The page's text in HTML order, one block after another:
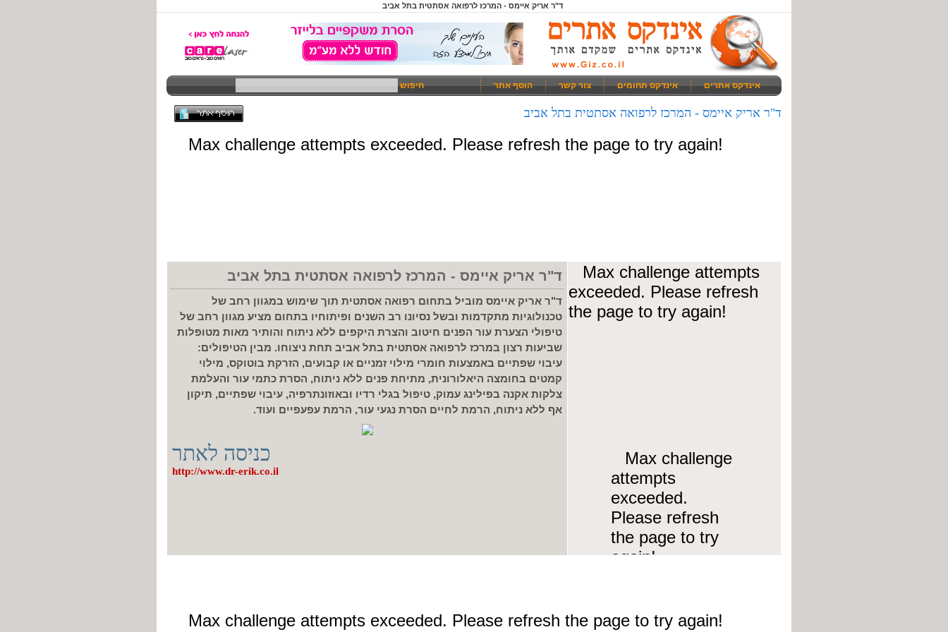
ד"ר אריק איימס - המרכז לרפואה אסתטית בתל אביב
אינדקס אתרים אינדקס תחומים צור קשר הוסף אתר חיפוש
ד"ר אריק איימס - המרכז לרפואה אסתטית בתל אביב
ד"ר אריק איימס - המרכז לרפואה אסתטית בתל אביב
ד"ר אריק איימס מוביל בתחום רפואה אסתטית תוך שימוש במגוון רחב של
טכנולוגיות מתקדמות ובשל נסיונו רב השנים ופיתוחיו בתחום מציע מגוון רחב של
טיפולי הצערת עור הפנים חיטוב והצרת היקפים ללא ניתוח והותיר מאות מטופלות
שביעות רצון במרכז לרפואה אסתטית בתל אביב תחת ניצוחו. מבין הטיפולים:
עיבוי שפתיים באמצעות חומרי מילוי זמניים או קבועים, הזרקת בוטוקס, מילוי
קמטים בחומצה היאלורונית, מתיחת פנים ללא ניתוח, הסרת כתמי עור והעלמת
צלקות אקנה בפילינג עמוק, טיפול בגלי רדיו ובאוזונתרפיה, עיבוי שפתיים, תיקון
אף ללא ניתוח, הרמת לחיים הסרת נגעי עור, הרמת עפעפיים ועוד.
כניסה לאתר
http://www.dr-erik.co.il